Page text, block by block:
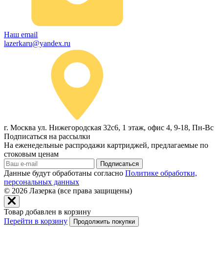
Наш email
lazerkaru@yandex.ru
г. Москва ул. Нижегородская 32с6, 1 этаж, офис 4, 9-18, Пн-Вс
Подписаться на рассылки
На еженедельные распродажи картриджей, предлагаемые по
стоковым ценам
Подписаться
Данные будут обработаны согласно Политике обработки,
персональных данных
© 2026 Лазерка (все права защищены)
Товар добавлен в корзину
Перейти в корзину
Продолжить покупки